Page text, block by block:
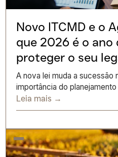
Novo ITCMD e o
que 2026 é o ano
proteger o seu
A nova lei muda a sucessão
importância do
Leia mais →